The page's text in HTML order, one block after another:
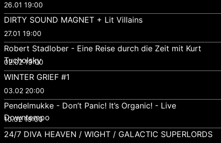
26.01 19:00
DIRTY SOUND MAGNET + Lit Villains
27.01 19:00
Robert Stadlober - Eine Reise durch die Zeit mit Kurt
Tucholsky
02.02 19:00
WINTER GRIEF #1
03.02 20:00
Pendelmukke - Don’t Panic! It’s Organic! - Live
Downtempo
10.02 19:00
24/7 DIVA HEAVEN / WIGHT / GALACTIC SUPERLORDS